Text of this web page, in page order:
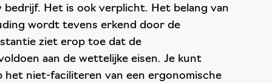
bedrijf. Het is ook verplicht. Het belang van
wordt tevens erkend door de
ziet erop toe dat de
aan de wettelijke eisen. Je kunt
het niet-faciliteren van een ergonomische